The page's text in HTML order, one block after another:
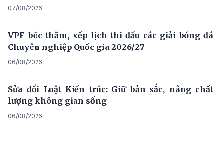
07/08/2026
VPF bốc thăm, xếp lịch thi đấu các giải bóng đá
Chuyên nghiệp Quốc gia 2026/27
06/08/2026
Sửa đổi Luật Kiến trúc: Giữ bản sắc, nâng chất
lượng không gian sống
06/08/2026